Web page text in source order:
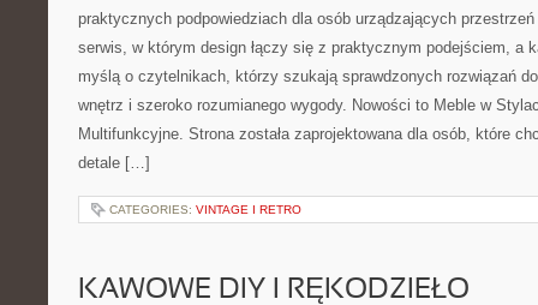
praktycznych podpowiedziach dla osób urządzających
serwis, w którym design łączy się z praktycznym podejściem, a
myślą o czytelnikach, którzy szukają sprawdzonych rozwiązań
wnętrz i szeroko rozumianego wygody. Nowości to Meble w
Multifunkcyjne. Strona została zaprojektowana dla osób, które
detale […]
CATEGORIES: VINTAGE I RETRO
KAWOWE DIY I RĘKODZIEŁO